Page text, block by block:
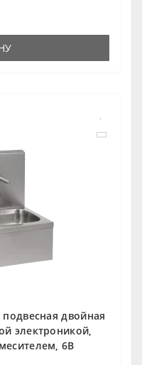
двойная
электроникой,
6В